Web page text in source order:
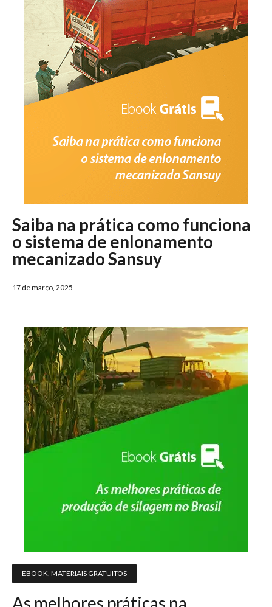
Saiba na prática como funciona
o sistema de enlonamento
mecanizado Sansuy
17 de março, 2025
EBOOK MATERIAIS GRATUITOS
As melhores práticas na